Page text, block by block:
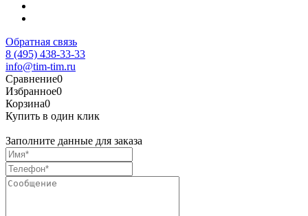
Обратная связь
8 (495) 438-33-33
info@tim-tim.ru
Сравнение0
Избранное0
Корзина0
Купить в один клик
Заполните данные для заказа